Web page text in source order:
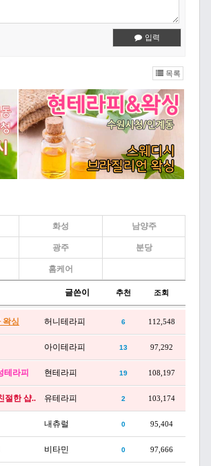
입력
목록
화성 남양주
광주 분당
홈케어
글쓴이 추천 조회
왁싱 허니테라피 6 112,548
아이테라피 13 97,292
테라피 현테라피 19 108,197
절한 샵.. 유테라피 2 103,174
내츄럴 0 95,404
비타민 0 97,666